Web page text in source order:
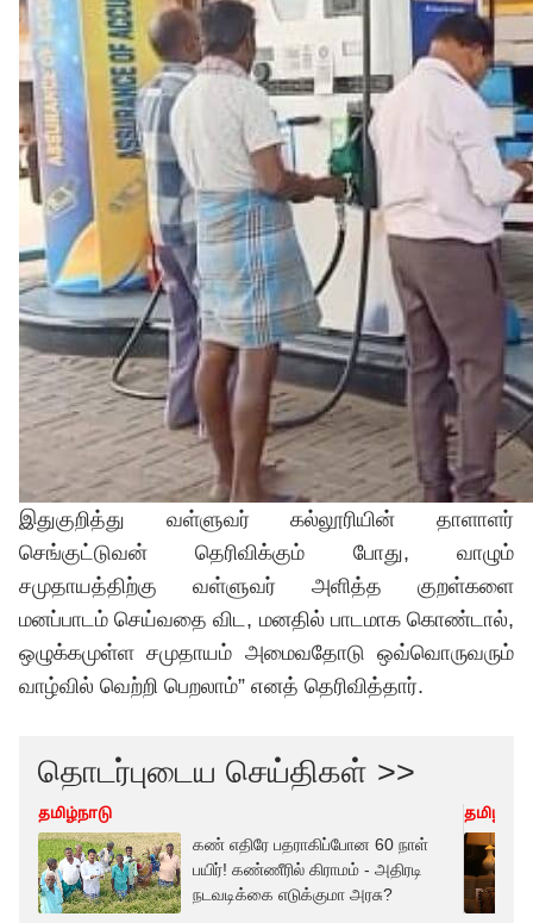
இதுகுறித்து வள்ளுவர் கல்லூரியின் தாளாளர்
செங்குட்டுவன் தெரிவிக்கும் போது, வாழும்
சமுதாயத்திற்கு வள்ளுவர் அளித்த குறள்களை
மனப்பாடம் செய்வதை விட, மனதில் பாடமாக கொண்டால்,
ஒழுக்கமுள்ள சமுதாயம் அமைவதோடு ஒவ்வொருவரும்
வாழ்வில் வெற்றி பெறலாம்” எனத் தெரிவித்தார்.
தொடர்புடைய செய்திகள் >>
தமிழ்நாடு
கண் எதிரே பதராகிப்போன 60 நாள்
பயிர்! கண்ணீரில் கிராமம் - அதிரடி
நடவடிக்கை எடுக்குமா அரசு?